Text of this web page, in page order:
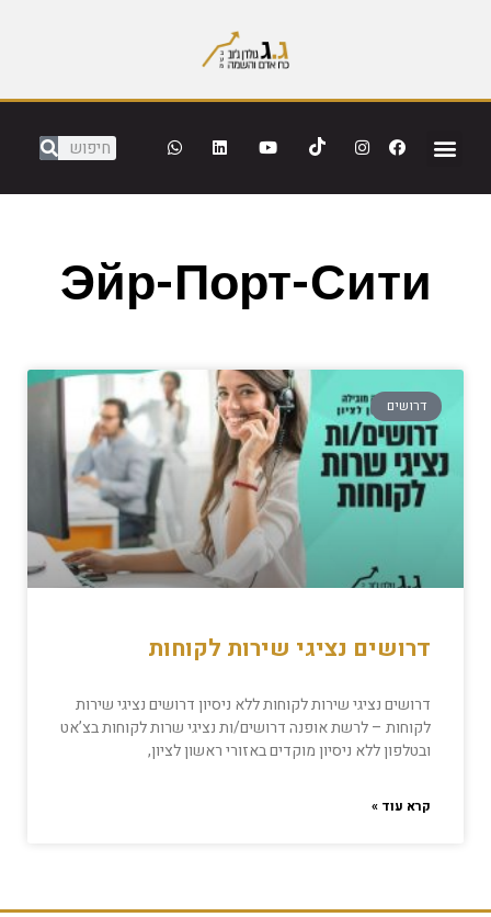
Эйр-Порт-Сити
דרושים
דרושים נציגי שירות לקוחות
דרושים נציגי שירות לקוחות ללא ניסיון דרושים נציגי שירות
לקוחות – לרשת אופנה דרושים/ות נציגי שרות לקוחות בצ’אט
ובטלפון ללא ניסיון מוקדים באזורי ראשון לציון,
קרא עוד »